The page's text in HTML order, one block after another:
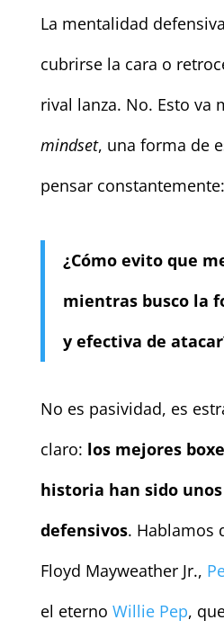
La mentalidad
cubrirse la cara o
rival lanza. No. Esto va
mindset, una forma de
pensar constantemente:
¿Cómo evito que
mientras busco la
y efectiva de
No es pasividad, es
claro: los mejores
historia han sido
defensivos. Hablamos
Floyd Mayweather Jr.,
el eterno Willie Pep,